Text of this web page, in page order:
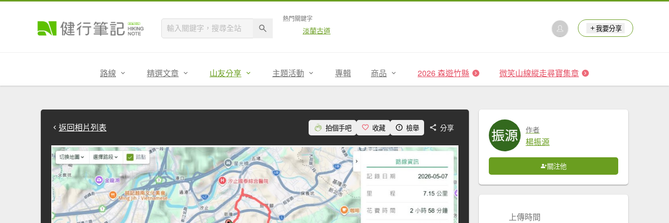
熱門關鍵字
淡蘭古道 我要分享
路線 精選文章 山友分享 主題活動 專輯 商品 2026 森遊竹縣 微笑山線縱走尋寶集章
返回相片列表 拍個手吧 收藏 檢舉 分享 作者
楊振源
關注他
上傳時間